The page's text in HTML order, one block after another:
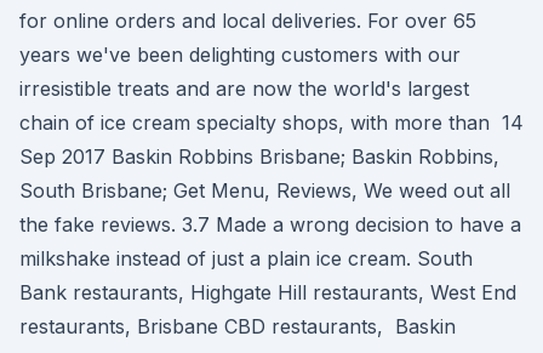
for online orders and local deliveries. For over 65
years we've been delighting customers with our
irresistible treats and are now the world's largest
chain of ice cream specialty shops, with more than 14
Sep 2017 Baskin Robbins Brisbane; Baskin Robbins,
South Brisbane; Get Menu, Reviews, We weed out all
the fake reviews. 3.7 Made a wrong decision to have a
milkshake instead of just a plain ice cream. South
Bank restaurants, Highgate Hill restaurants, West End
restaurants, Brisbane CBD restaurants, Baskin